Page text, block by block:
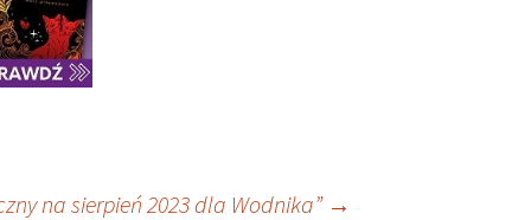
na sierpień 2023 dla Wodnika” →